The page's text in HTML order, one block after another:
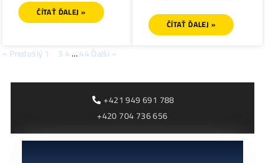
sprievodca a reálna
ziskovosť ťažby INI
INIBOX Miner: Kompletný
ziskovosť ťažby INI Ťažba
kryptomien sa neustále
vyvíja a spoločne s ňou
špecializovanom
NerdQaxe a Bitaxe –
generácia domácich
lottery Bitcoin minerov
generácia domácich
lottery Bitcoin minerov
Ťažba kryptomien sa v
posledných rokoch
výrazne zmenila. Kým